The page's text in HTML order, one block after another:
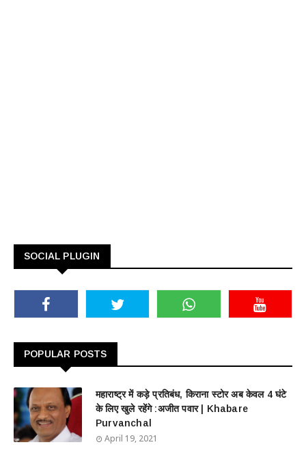
SOCIAL PLUGIN
POPULAR POSTS
महाराष्ट्र में कड़े प्रतिबंध, किराना स्टोर अब केवल 4 घंटे
के लिए खुले रहेंगे :अजीत पवार | Khabare
Purvanchal
April 19, 2021